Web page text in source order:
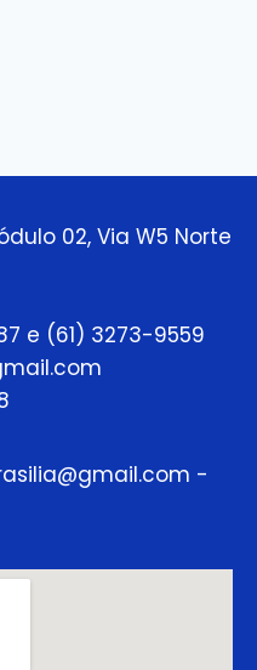
02, Via W5 Norte
e (61) 3273-9559
-